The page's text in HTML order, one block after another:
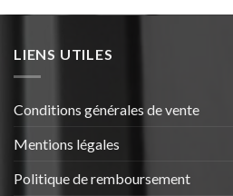
était : est :
LIENS UTILES
Conditions générales de vente
Mentions légales
Politique de remboursement